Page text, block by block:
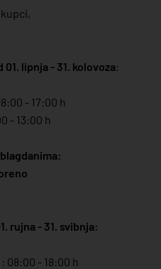
lipnja - 31. kolovoza:
- 17:00 h
- 13:00 h
rujna - 31. svibnja:
08:00 - 18:00 h